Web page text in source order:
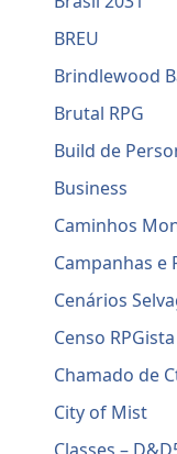
BREU
Brindlewood
Brutal RPG
Build de
Business
Caminhos
Campanhas e
Cenários
Censo RPGista
Chamado de
City of Mist